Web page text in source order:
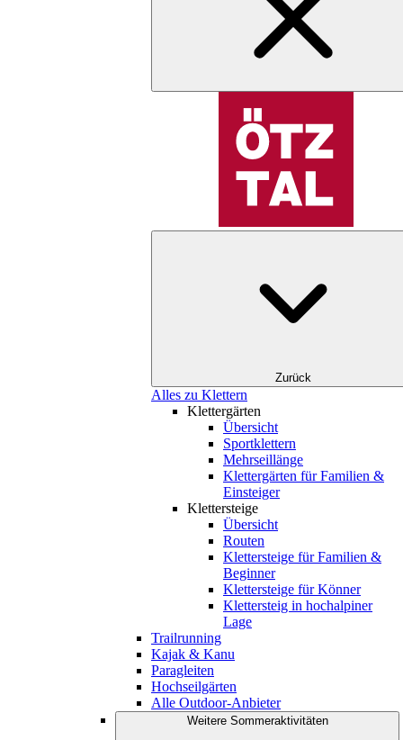
Zurück
Alles zu Klettern
Klettergärten
Übersicht
Sportklettern
Mehrseillänge
Klettergärten für Familien &
Einsteiger
Klettersteige
Übersicht
Routen
Klettersteige für Familien &
Beginner
Klettersteige für Könner
Klettersteig in hochalpiner
Lage
Trailrunning
Kajak & Kanu
Paragleiten
Hochseilgärten
Alle Outdoor-Anbieter
Weitere Sommeraktivitäten